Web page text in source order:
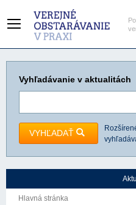
Vyhľadávanie v aktualitách
VYHĽADAŤ
Hlavná stránka